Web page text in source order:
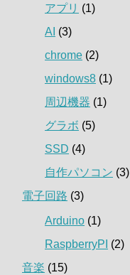
アプリ (1)
AI (3)
chrome (2)
windows8 (1)
周辺機器 (1)
グラボ (5)
SSD (4)
自作パソコン (3)
電子回路 (3)
Arduino (1)
RaspberryPI (2)
音楽 (15)